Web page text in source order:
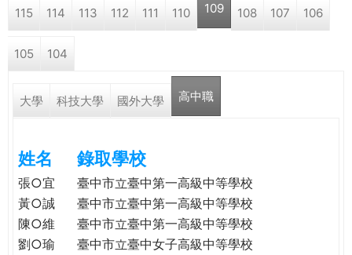
學
格。
a
r
e
e
r
115 114 113 112 111 110 109 108 107 106
105 104
大學 科技大學 國外大學 高中職
姓名 錄取學校
張○宜
臺中市立臺中第一高級中等學校
黃○誠
臺中市立臺中第一高級中等學校
陳○維
臺中市立臺中第一高級中等學校
劉○瑜
臺中市立臺中女子高級中等學校